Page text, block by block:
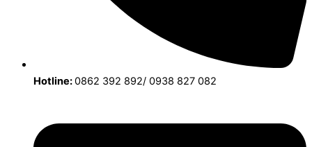
Hotline:0862 392 892/ 0938 827 082